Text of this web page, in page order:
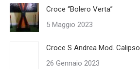
Croce “Bolero Verta”
5 Maggio 2023
Croce S Andrea Mod. Calipso
26 Gennaio 2023